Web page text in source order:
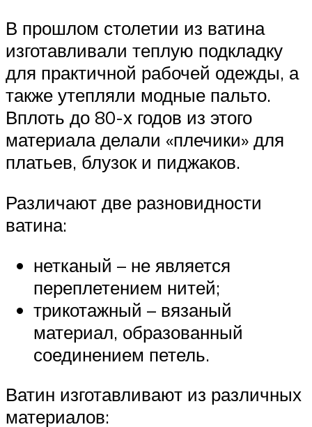
В прошлом столетии из ватина
изготавливали теплую подкладку
для практичной рабочей одежды, а
также утепляли модные пальто.
Вплоть до 80-х годов из этого
материала делали «плечики» для
платьев, блузок и пиджаков.
Различают две разновидности
ватина:
нетканый – не является
переплетением нитей;
трикотажный – вязаный
материал, образованный
соединением петель.
Ватин изготавливают из различных
материалов: